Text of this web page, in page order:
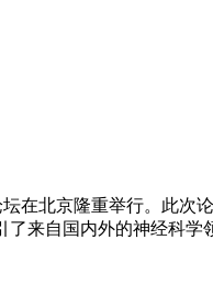
在北京隆重举行。此次
来自国内外的神经科